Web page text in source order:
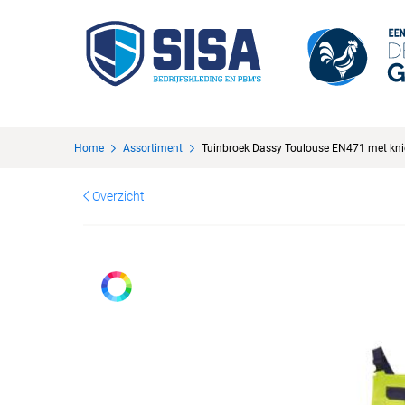
Home Assortiment Tuinbroek Dassy Toulouse EN471 met
Overzicht